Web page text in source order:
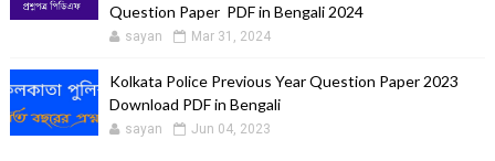
Question Paper PDF in Bengali 2024
sayan Mar 31, 2024
Kolkata Police Previous Year Question Paper 2023
Download PDF in Bengali
sayan Jun 04, 2023